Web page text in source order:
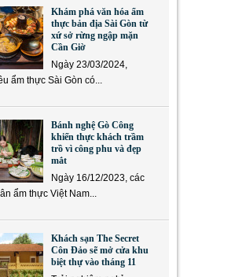
Khám phá văn hóa ẩm
thực bản địa Sài Gòn từ
xứ sở rừng ngập mặn
Cần Giờ
Ngày 23/03/2024,
ẩm thực Sài Gòn có...
Bánh nghệ Gò Công
khiến thực khách trầm
trồ vì công phu và đẹp
mắt
Ngày 16/12/2023, các
ẩm thực Việt Nam...
Khách sạn The Secret
Côn Đảo sẽ mở cửa khu
biệt thự vào tháng 11